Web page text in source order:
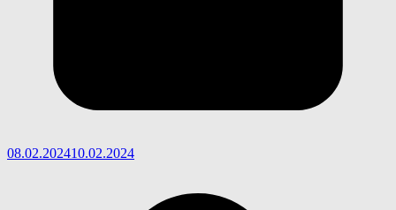
08.02.202410.02.2024